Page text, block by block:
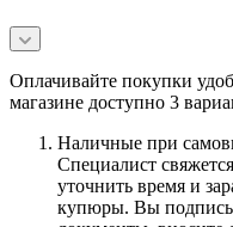
Оплачивайте покупки
магазине доступно 3
Наличные при
Специалист
уточнить время и
купюры. Вы